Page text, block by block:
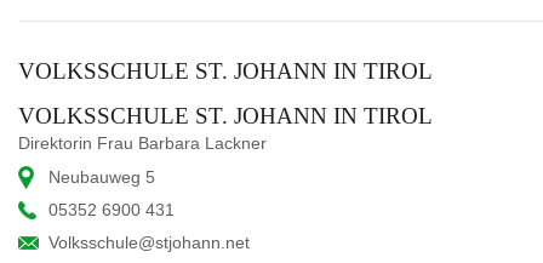
VOLKSSCHULE ST. JOHANN IN TIROL
VOLKSSCHULE ST. JOHANN IN TIROL
Direktorin Frau Barbara Lackner
Neubauweg 5
05352 6900 431
Volksschule@stjohann.net